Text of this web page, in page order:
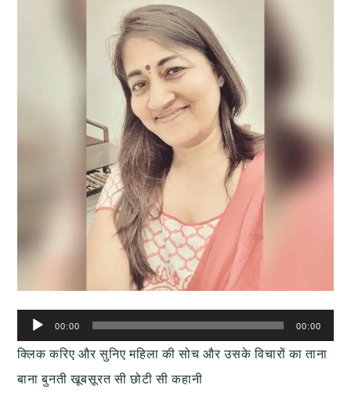
Audio
Player
00:00 00:00
क्लिक करिए और सुनिए महिला की सोच और उसके विचारों का ताना
बाना बुनती खूबसूरत सी छोटी सी कहानी